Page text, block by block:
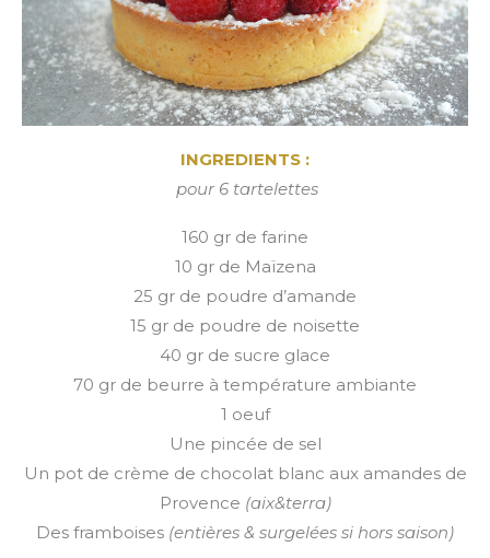
INGREDIENTS :
pour 6 tartelettes
160 gr de farine
10 gr de Maïzena
25 gr de poudre d’amande
15 gr de poudre de noisette
40 gr de sucre glace
70 gr de beurre à température ambiante
1 oeuf
Une pincée de sel
Un pot de crème de chocolat blanc aux amandes de
Provence (aix&terra)
Des framboises (entières & surgelées si hors saison)